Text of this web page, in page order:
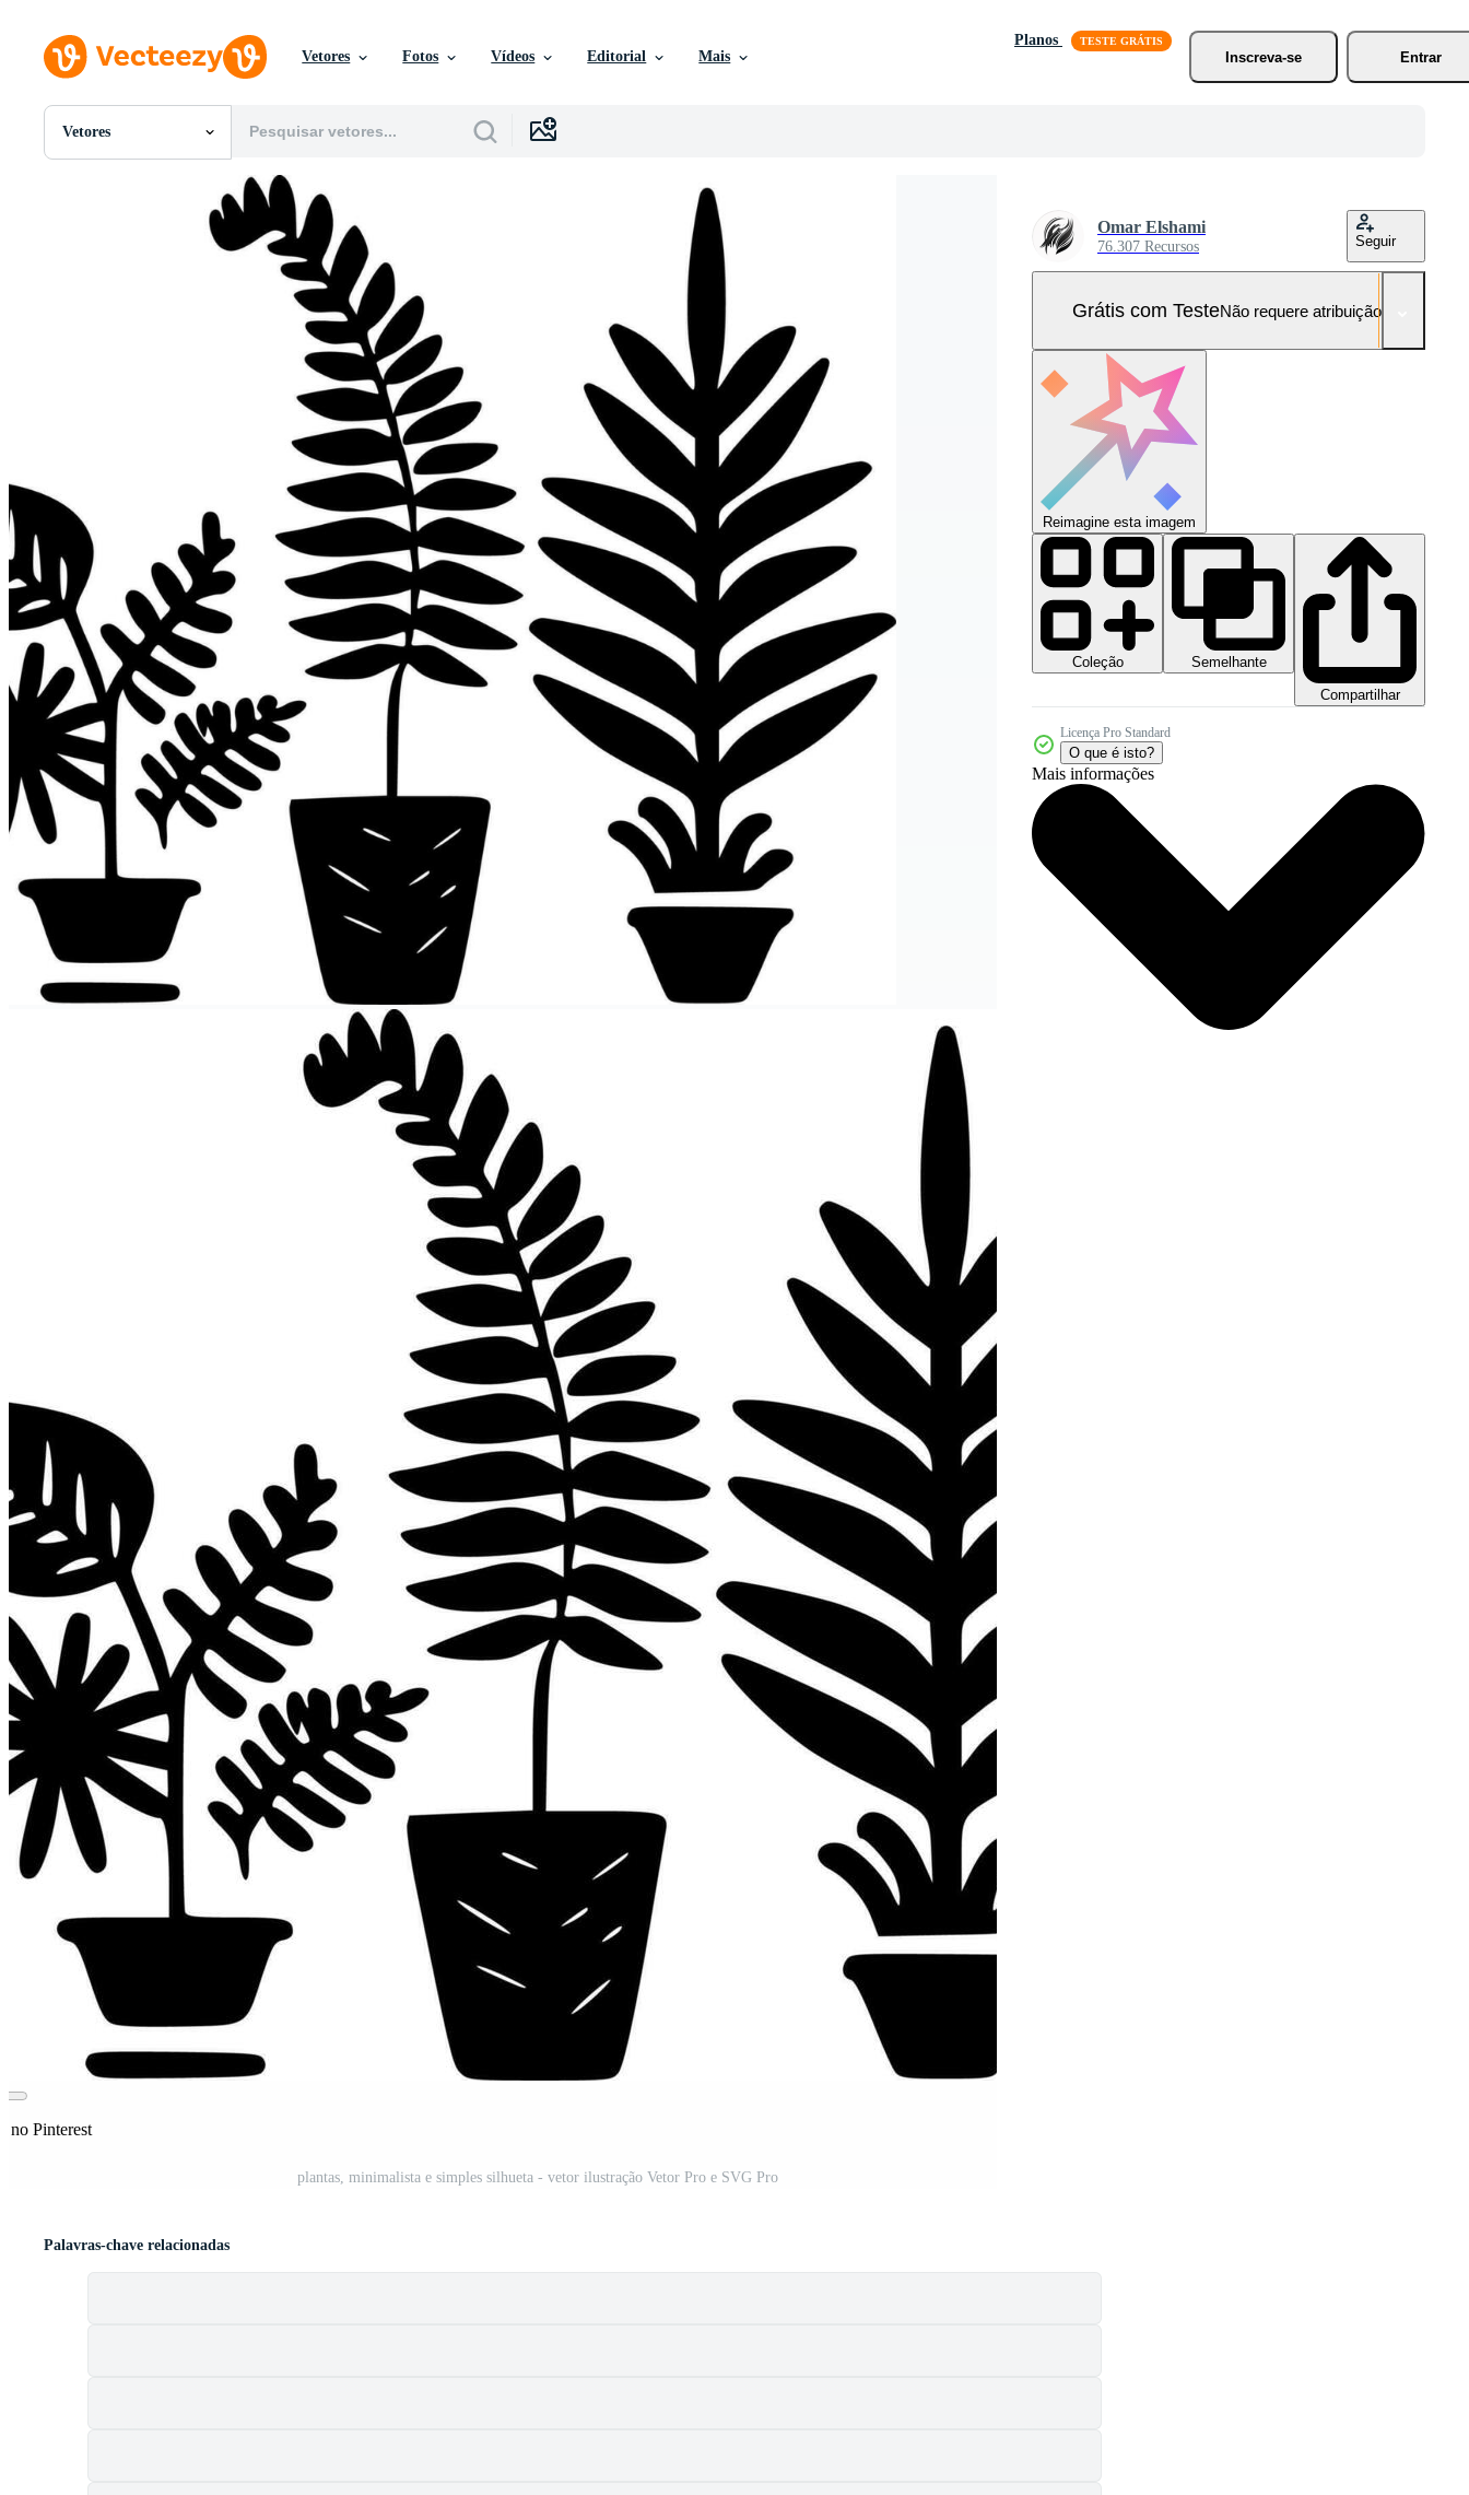
Vetores Fotos Vídeos Editorial Mais
Planos
Inscreva-se
Entrar
Vetores
Todas Imagens
no Pinterest
plantas, minimalista e simples silhueta - vetor ilustração Vetor Pro e SVG Pro
Omar Elshami
76.307 Recursos Seguir
Grátis com TesteNão requere atribuição!
Reimagine esta imagem
Coleção
Semelhante
Compartilhar
Licença Pro Standard
O que é isto?
Mais informações
Palavras-chave relacionadas